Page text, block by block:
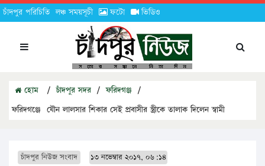
চাঁদপুর পরিচিতি লঞ্চ সময়সূচী ফটো ভিডিও
হোম / চাঁদপুর সদর / ফরিদগঞ্জ /
ফরিদগঞ্জে যৌন লালসার শিকার সেই প্রবাসীর স্ত্রীকে তালাক দিলেন স্বামী
চাঁদপুর নিউজ সংবাদ ১৩ নভেম্বার ২০১৭, ০৬:১৪